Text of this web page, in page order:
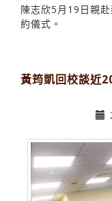
陳志欣5月19日親
約儀式。
黃筠凱回校談近